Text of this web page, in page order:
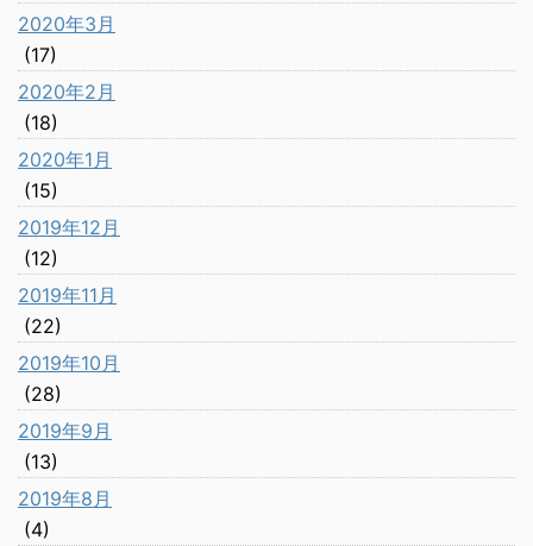
2020年3月
(17)
2020年2月
(18)
2020年1月
(15)
2019年12月
(12)
2019年11月
(22)
2019年10月
(28)
2019年9月
(13)
2019年8月
(4)